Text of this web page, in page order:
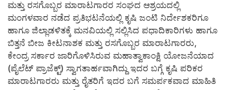
ಮತ್ತು ರಸಗೊಬ್ಬರ ಮಾರಾಟಗಾರರ ಸಂಘದ ಆಶ್ರಯದಲ್ಲಿ
ಮಂಗಳವಾರ ನಡೆದ ಪ್ರತಿಭಟನೆಯಲ್ಲಿ ಕೃಷಿ ಜಂಟಿ ನಿರ್ದೇಶಕರಿಗೂ
ಹಾಗೂ ಜಿಲ್ಲಾಡಳಿತಕ್ಕೆ ಮನವಿಯಲ್ಲಿ ಸಲ್ಲಿಸಿದ ಪಧಾದಿಕಾರಿಗಳು ಹಾಗೂ
ಬಿತ್ತನೆ ಬೀಜ ಕೀಟನಾಶಕ ಮತ್ತು ರಸಗೊಬ್ಬರ ಮಾರಾಟಗಾರರು,
ಕೇಂದ್ರ ಸರ್ಕಾರ ಜಾರಿಗೊಳಿಸಿರುವ ಮಹಾತ್ವಾಕಾಂಕ್ಷಿ ಯೋಜನೆಯಾದ
(ಪೈಲೆಟ್ ಪ್ರಾಜೆಕ್ಟ್) ಸ್ವಾಗತಾರ್ಹವಾಗಿದ್ದು ಇದರ ಬಗ್ಗೆ ಕೃಷಿ ಪರಿಕರ
ಮಾರಾಟಗಾರರು ಮತ್ತು ರೈತರಿಗೆ ಇದರ ಬಗೆ ಸಮರ್ಪಕವಾದ ಮಾಹಿತಿ